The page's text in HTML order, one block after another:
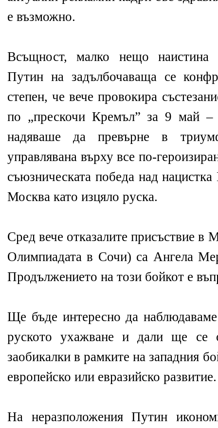
е възможно.
Всъщност, малко нещо наистина
Путин на задълбочаваща се
степен, че вече провокира
по „прескочи Кремъл” за 9 май –
надяваше да превърне в
управлявана върху все по-
съюзническата победа над
Москва като изцяло руска.
Сред вече отказалите присъствие в
Олимпиадата в Сочи) са Ангела
Продължението на този бойкот е
Ще бъде интересно да
руското ухажване и дали ще се
заобикалки в рамките на западния
европейско или евразийско развитие.
На неразположения Путин